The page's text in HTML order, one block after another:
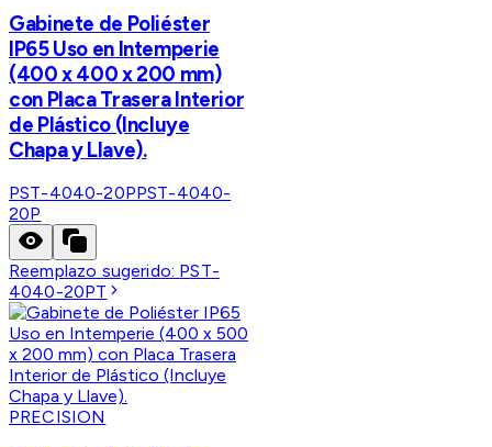
Gabinete de Poliéster
IP65 Uso en Intemperie
(400 x 400 x 200 mm)
con Placa Trasera Interior
de Plástico (Incluye
Chapa y Llave).
PST-4040-20PPST-4040-
20P
Reemplazo sugerido: PST-
4040-20PT
PRECISION